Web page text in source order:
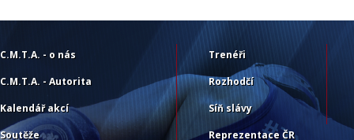
C.M.T.A. - o nás
C.M.T.A. - Autorita
Kalendář akcí
Soutěže
Trenéři
Rozhodčí
Síň slávy
Reprezentace ČR